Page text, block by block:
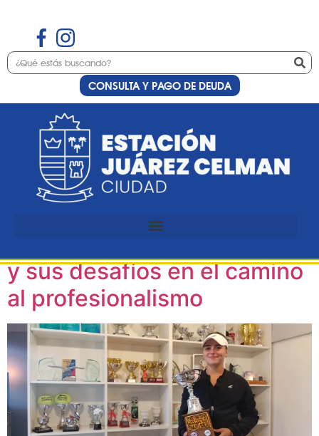
CONSULTA Y PAGO DE DEUDA
Etiqueta:deporte
La promesa cordobesa del
tenis: Luli Moyano revela su
y sus desafíos en el camino
al profesionalismo